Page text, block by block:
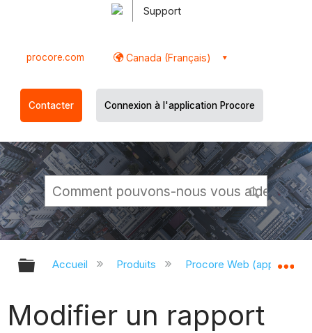
Support
procore.com Canada (Français)
Contacter Connexion à l'application Procore
Développer/réduire la hiérarchie
Accueil Produits Procore Web
Modifier un rapport